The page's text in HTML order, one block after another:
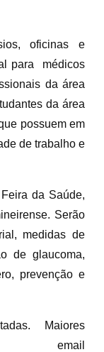
oficinas e
para médicos
da área
da área
possuem em
de trabalho e
da Saúde,
Serão
medidas de
de glaucoma,
prevenção e
Maiores
email